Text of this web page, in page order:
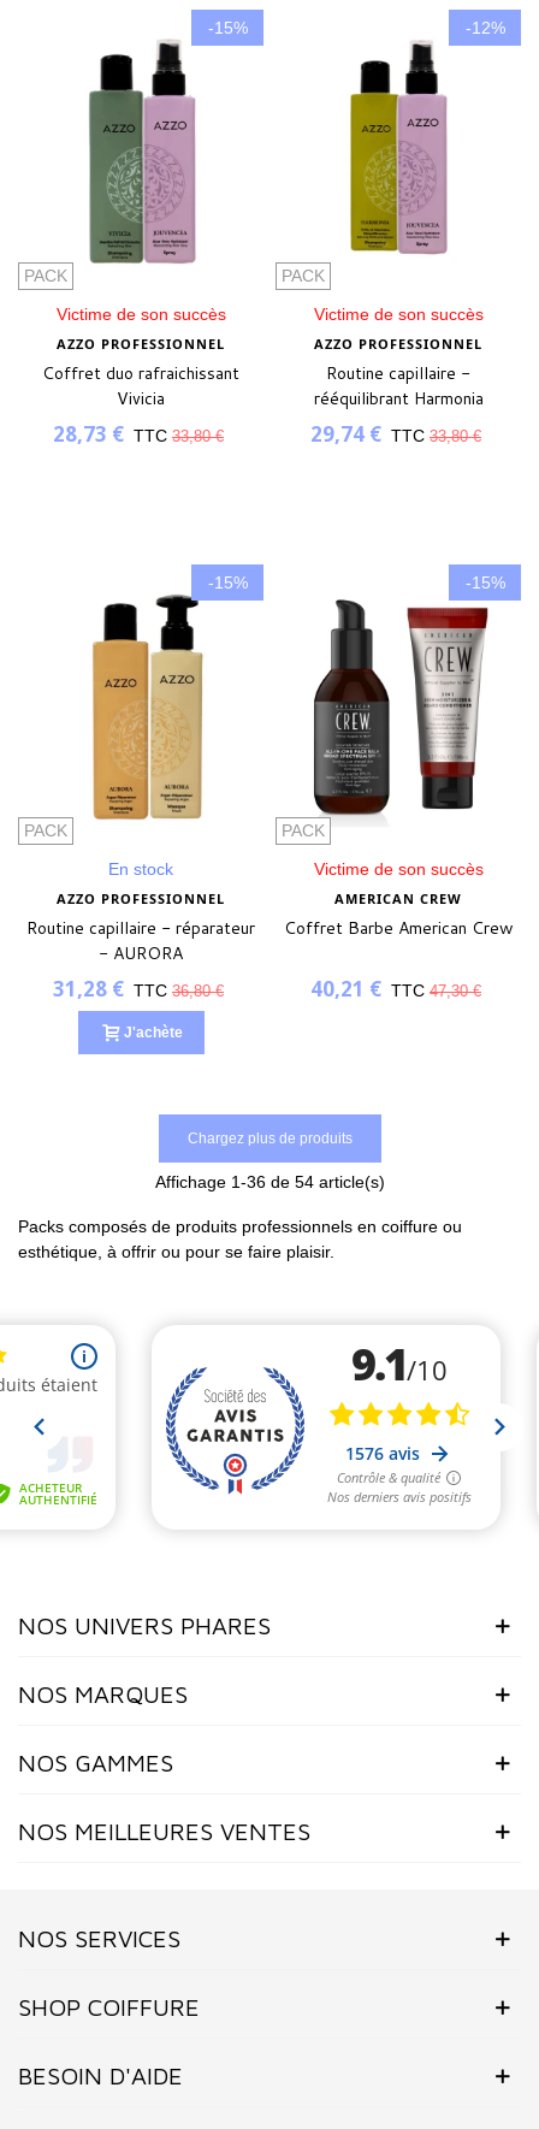
PACK
-15%
Victime de son succès
AZZO PROFESSIONNEL
Coffret duo rafraichissant
Vivicia
28,73 € TTC 33,80 €
PACK
-12%
Victime de son succès
AZZO PROFESSIONNEL
Routine capillaire -
rééquilibrant Harmonia
29,74 € TTC 33,80 €
PACK
-15%
En stock
AZZO PROFESSIONNEL
Routine capillaire - réparateur
- AURORA
31,28 € TTC 36,80 €
J'achète
PACK
-15%
Victime de son succès
AMERICAN CREW
Coffret Barbe American Crew
40,21 € TTC 47,30 €
Chargez plus de produits
Affichage 1-36 de 54 article(s)
Packs composés de produits professionnels en coiffure ou
esthétique, à offrir ou pour se faire plaisir.
NOS UNIVERS PHARES
NOS MARQUES
NOS GAMMES
NOS MEILLEURES VENTES
NOS SERVICES
SHOP COIFFURE
BESOIN D'AIDE